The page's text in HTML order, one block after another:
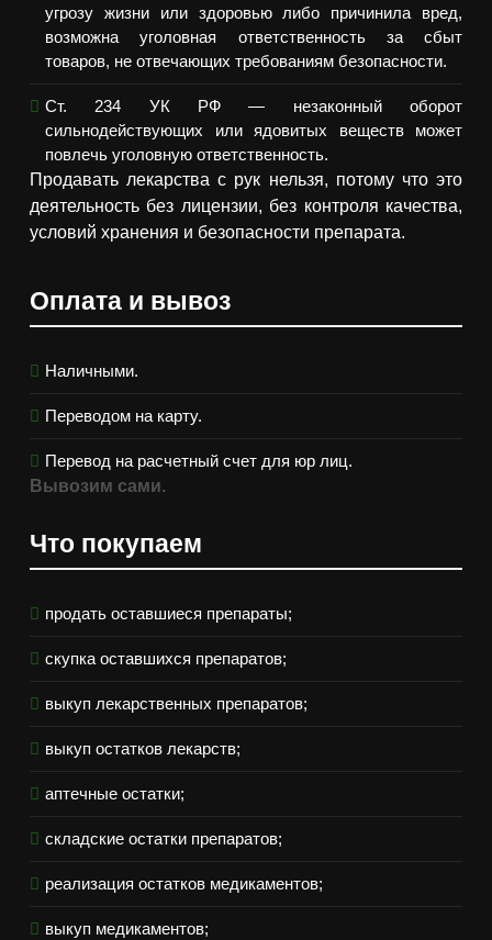
угрозу жизни или здоровью либо причинила вред,
возможна уголовная ответственность за сбыт
товаров, не отвечающих требованиям безопасности.
Ст. 234 УК РФ — незаконный оборот
сильнодействующих или ядовитых веществ может
повлечь уголовную ответственность.
Продавать лекарства с рук нельзя, потому что это
деятельность без лицензии, без контроля качества,
условий хранения и безопасности препарата.
Оплата и вывоз
Наличными.
Переводом на карту.
Перевод на расчетный счет для юр лиц.
Вывозим сами.
Что покупаем
продать оставшиеся препараты;
скупка оставшихся препаратов;
выкуп лекарственных препаратов;
выкуп остатков лекарств;
аптечные остатки;
складские остатки препаратов;
реализация остатков медикаментов;
выкуп медикаментов;